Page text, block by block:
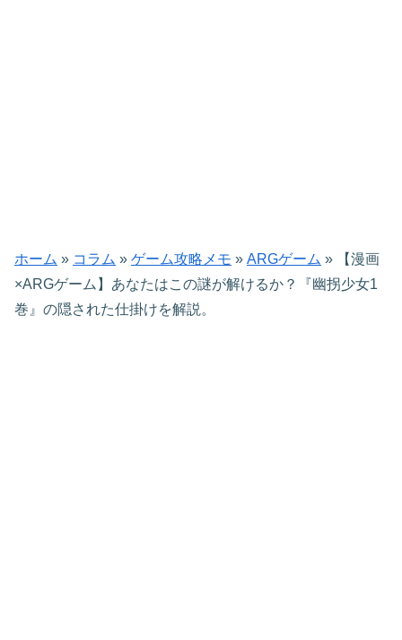
ホーム » コラム » ゲーム攻略メモ » ARGゲーム » 【漫画
×ARGゲーム】あなたはこの謎が解けるか？『幽拐少女1
巻』の隠された仕掛けを解説。